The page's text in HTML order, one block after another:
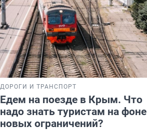
ДОРОГИ И ТРАНСПОРТ
Едем на поезде в Крым. Что
надо знать туристам на фоне
новых ограничений?